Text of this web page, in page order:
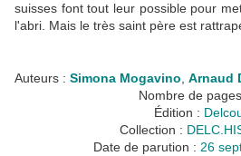
suisses font tout leur possible pour
l'abri. Mais le très saint père est
Auteurs : Simona Mogavino Arnaud
Nombre de
Édition :
Collection :
Date de parution : 26